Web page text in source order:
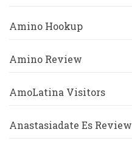
Amino Hookup
Amino Review
AmoLatina Visitors
Anastasiadate Es Review